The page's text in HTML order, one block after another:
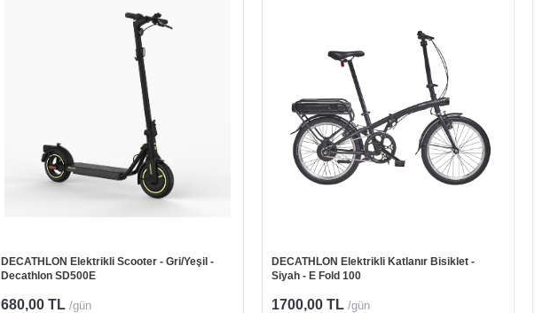
DECATHLON Elektrikli Scooter - Gri/Yeşil -
Decathlon SD500E
680,00 TL /gün
DECATHLON Elektrikli Katlanır Bisiklet -
Siyah - E Fold 100
1700,00 TL /gün